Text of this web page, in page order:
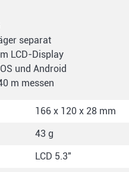
separat
LCD-Display
und Android
m messen
166 x 120 x 28 mm
43 g
LCD 5.3"